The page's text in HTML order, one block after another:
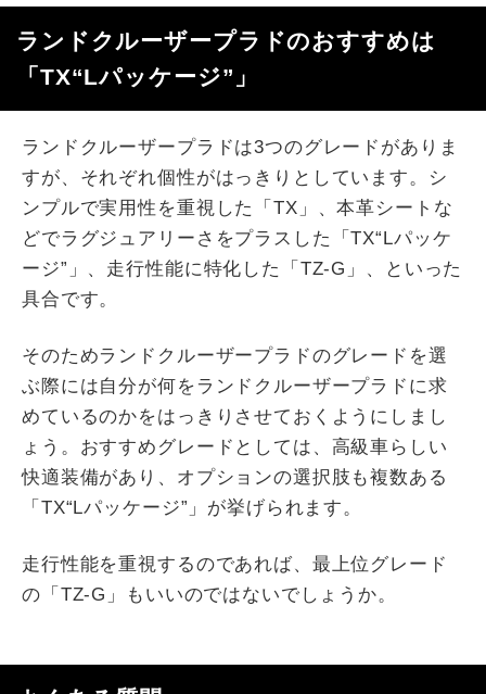
ランドクルーザープラドのおすすめは
「TX“Lパッケージ”」
ランドクルーザープラドは3つのグレードがありま
すが、それぞれ個性がはっきりとしています。シ
ンプルで実用性を重視した「TX」、本革シートな
どでラグジュアリーさをプラスした「TX“Lパッケ
ージ”」、走行性能に特化した「TZ-G」、といった
具合です。
そのためランドクルーザープラドのグレードを選
ぶ際には自分が何をランドクルーザープラドに求
めているのかをはっきりさせておくようにしまし
ょう。おすすめグレードとしては、高級車らしい
快適装備があり、オプションの選択肢も複数ある
「TX“Lパッケージ”」が挙げられます。
走行性能を重視するのであれば、最上位グレード
の「TZ-G」もいいのではないでしょうか。